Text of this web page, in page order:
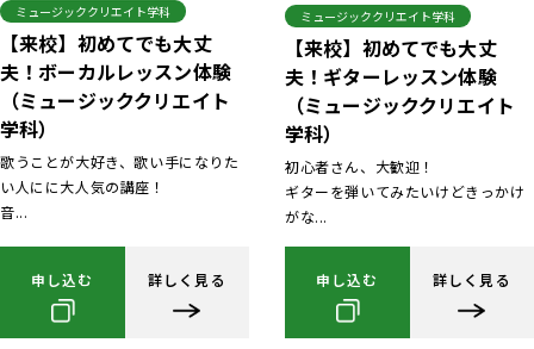
ミュージッククリエイト学科
【来校】初めてでも大丈
夫！ボーカルレッスン体験
（ミュージッククリエイト
学科）
歌うことが大好き、歌い手になりた
い人にに大人気の講座！
音...
申し込む 詳しく見る
ミュージッククリエイト学科
【来校】初めてでも大丈
夫！ギターレッスン体験
（ミュージッククリエイト
学科）
初心者さん、大歓迎！
ギターを弾いてみたいけどきっかけ
がな...
申し込む 詳しく見る